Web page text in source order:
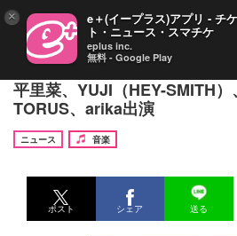
石川県・金沢 vanvanV4にて
平里菜、YUJI（HEY-SMITH）
TORUS、arika出演
ニュース
音楽
ポスト シェア 送る
× e＋(イープラス)アプリ - チ
ト・ニュース・スマチケ
eplus inc.
無料 - Google Play